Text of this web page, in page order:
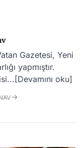
Gazetesi, Yeni
yapmıştır.
oku]